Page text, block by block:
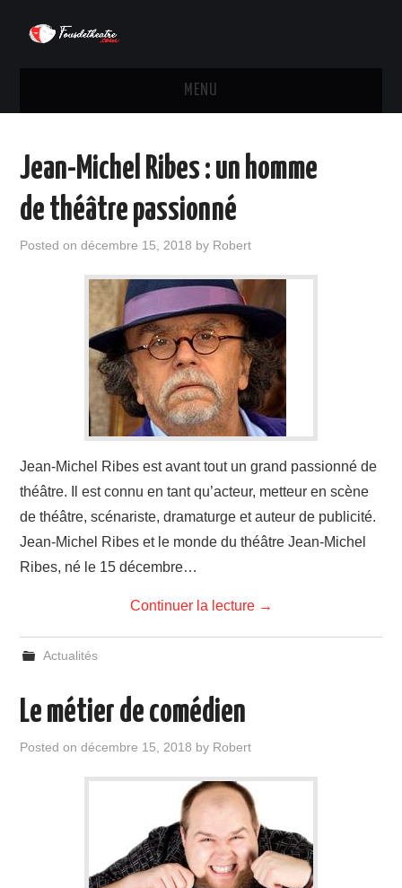
MENU
MÉTIERS DU THÉÂTRE
PORTRAIT & BIOGRAPHIE
Jean-Michel Ribes : un homme
de théâtre passionné
Posted ondécembre 15, 2018 by Robert
Jean-Michel Ribes est avant tout un grand passionné de
théâtre. Il est connu en tant qu’acteur, metteur en scène
de théâtre, scénariste, dramaturge et auteur de publicité.
Jean-Michel Ribes et le monde du théâtre Jean-Michel
Ribes, né le 15 décembre…
Continuer la lecture →
Actualités
Le métier de comédien
Posted ondécembre 15, 2018 by Robert